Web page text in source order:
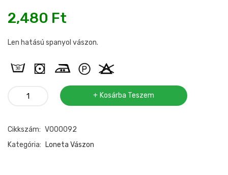
2,480 Ft
Len hatású spanyol vászon.
Loneta
virágos
mennyiség
Kosárba Teszem
Cikkszám: V000092
Kategória:
Loneta Vászon